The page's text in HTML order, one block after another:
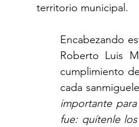
territorio municipal.
Encabezando
Roberto Luis
cumplimiento
cada
importante
fue: quítenle